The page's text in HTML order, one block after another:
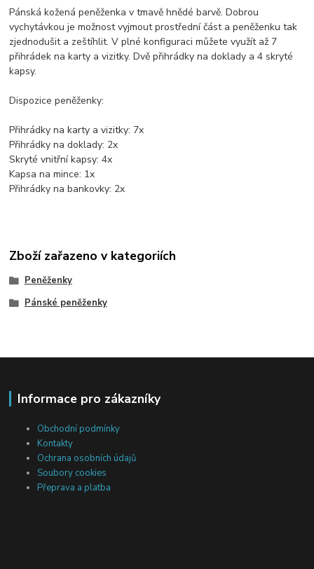
Pánská kožená peněženka v tmavě hnědé barvě. Dobrou
vychytávkou je možnost vyjmout prostřední část a peněženku tak
zjednodušit a zeštíhlit. V plné konfiguraci můžete využít až 7
přihrádek na karty a vizitky. Dvě přihrádky na doklady a 4 skryté
kapsy.
Dispozice peněženky:
Přihrádky na karty a vizitky: 7x
Přihrádky na doklady: 2x
Skryté vnitřní kapsy: 4x
Kapsa na mince: 1x
Přihrádky na bankovky: 2x
Zboží zařazeno v kategoriích
Peněženky
Pánské peněženky
Informace pro zákazníky
Obchodní podmínky
Kontakty
Ochrana osobních údajů
Soubory cookies
Přeprava a platba